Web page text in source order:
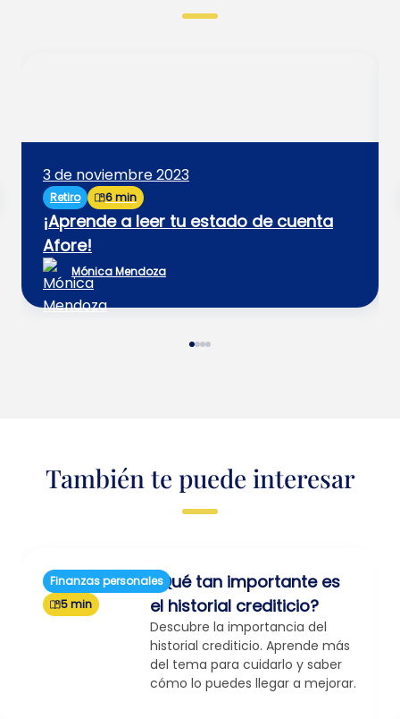
3 de noviembre 2023
Retiro 6 min
¡Aprende a leer tu estado de cuenta
Afore!
Mónica Mendoza
También te puede interesar
Finanzas personales
5 min
¿Qué tan importante es
el historial crediticio?
Descubre la importancia del
historial crediticio. Aprende más
del tema para cuidarlo y saber
cómo lo puedes llegar a mejorar.